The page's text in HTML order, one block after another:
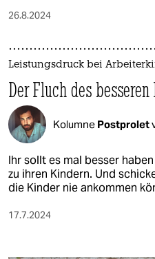
26.8.2024
Leistungsdruck bei
Der Fluch des
Kolumne Postprolet
Ihr sollt es mal besser
zu ihren Kindern. Und
die Kinder nie ankommen
17.7.2024